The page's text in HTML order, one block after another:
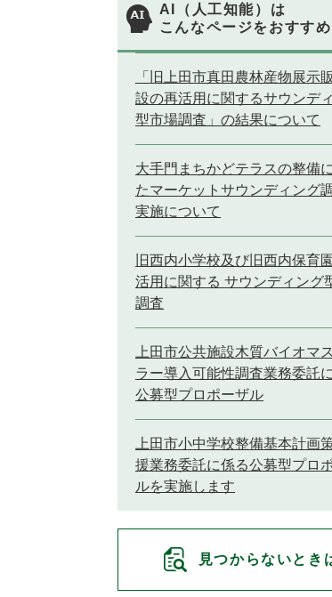
AI（人工知能）は
こんなページをおすす
「旧上田市真田農林産物展示
設の再活用に関するサウンデ
型市場調査」の結果について
大手門まちかどテラスの整備
たマーケットサウンディング
実施について
旧西内小学校及び旧西内保育
活用に関する サウンディング
調査
上田市公共施設木質バイオマ
ラー導入可能性調査業務委託
公募型プロポーザル
上田市小中学校整備基本計画
援業務委託に係る公募型プロ
ルを実施します
見つからないとき